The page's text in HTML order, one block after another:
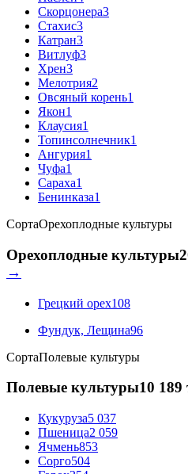
Скорцонера3
Стахис3
Катран3
Витлуф3
Хрен3
Мелотрия2
Овсяный корень1
Якон1
Клаусия1
Топинсолнечник1
Ангурия1
Чуфа1
Сараха1
Бенинказа1
СортаОрехоплодные культуры
Орехоплодные культуры
→
Грецкий орех108
Фундук, Лещина96
СортаПолевые культуры
Полевые культуры10 189
Кукуруза5 037
Пшеница2 059
Ячмень853
Сорго504